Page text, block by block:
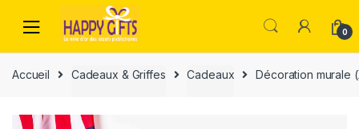
0
Accueil Cadeaux & Griffes Cadeaux Décoration murale